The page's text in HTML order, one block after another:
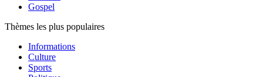
Gospel
Thèmes les plus populaires
Informations
Culture
Sports